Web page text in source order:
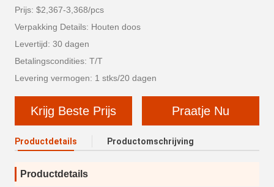
Prijs: $2,367-3,368/pcs
Verpakking Details: Houten doos
Levertijd: 30 dagen
Betalingscondities: T/T
Levering vermogen: 1 stks/20 dagen
Krijg Beste Prijs Praatje Nu
Productdetails Productomschrijving
Productdetails